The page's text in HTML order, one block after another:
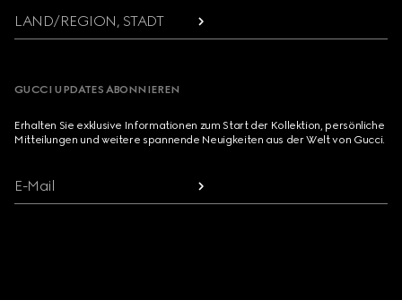
LAND/REGION, STADT
GUCCI UPDATES ABONNIEREN
Erhalten Sie exklusive Informationen zum Start der Kollektion, persönliche
Mitteilungen und weitere spannende Neuigkeiten aus der Welt von Gucci.
E-Mail